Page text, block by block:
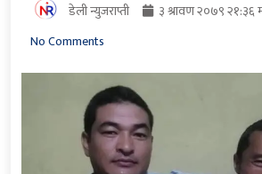
डेली न्युजराप्ती ३ श्रावण २०७९ २१:३६
No Comments